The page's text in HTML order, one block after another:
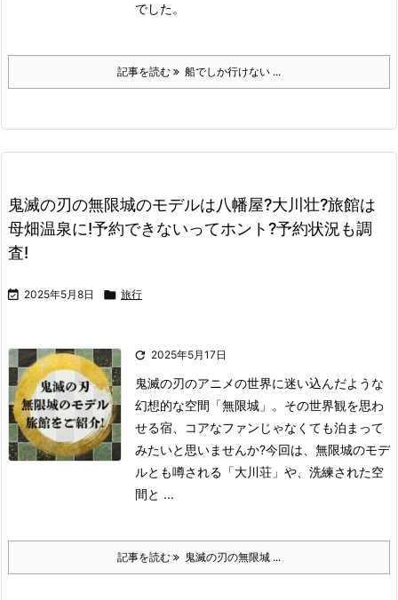
でした。
記事を読む 船でしか行けない ...
鬼滅の刃の無限城のモデルは八幡屋?大川壮?旅館は
母畑温泉に!予約できないってホント?予約状況も調
査!
 2025年5月8日  旅行
 2025年5月17日
鬼滅の刃のアニメの世界に迷い込んだような
幻想的な空間「無限城」。 その世界観を思わ
せる宿、コアなファンじゃなくても泊まって
みたいと思いませんか?今回は、無限城のモデ
ルとも噂される「大川荘」や、洗練された空
間と ...
記事を読む 鬼滅の刃の無限城 ...